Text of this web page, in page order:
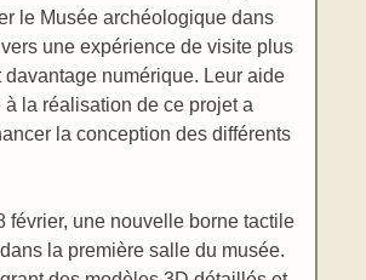
le Musée archéologique dans
une expérience de visite plus
davantage numérique. Leur aide
la réalisation de ce projet a
la conception des différents
février, une nouvelle borne tactile
la première salle du musée.